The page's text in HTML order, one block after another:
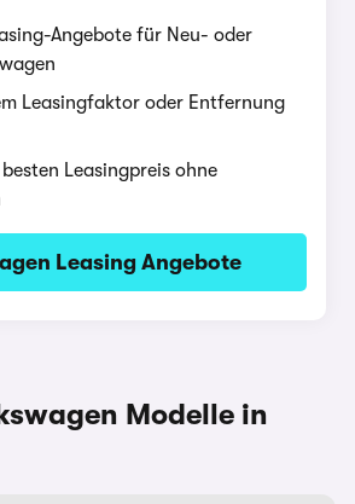
Angebote für Neu- oder
Leasingfaktor oder Entfernung
Leasingpreis ohne
Leasing Angebote
Modelle in